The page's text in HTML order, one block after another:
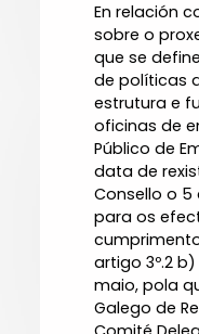
En relación
sobre o
que se
de políticas
estrutura e
oficinas de
Público de
data de
Consello o 5
para os
artigo 3º.2
maio, pola
Galego de